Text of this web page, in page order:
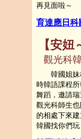
再見面啦～
育達應日科
【安
觀光科
韓國姐妹校
時韓語課程
舞蹈，邀請
觀光科師生
的相處下來
韓國找你們